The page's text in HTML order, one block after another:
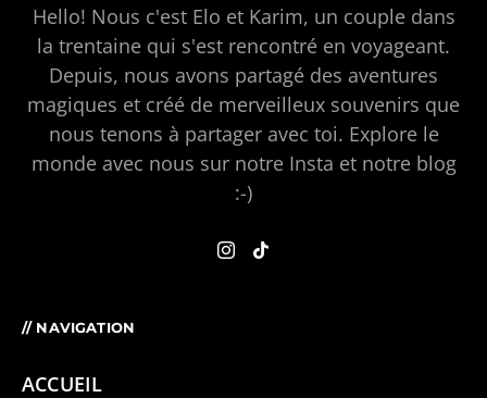
Hello! Nous c'est Elo et Karim, un couple dans
la trentaine qui s'est rencontré en voyageant.
Depuis, nous avons partagé des aventures
magiques et créé de merveilleux souvenirs que
nous tenons à partager avec toi. Explore le
monde avec nous sur notre Insta et notre blog
:-)
// NAVIGATION
ACCUEIL